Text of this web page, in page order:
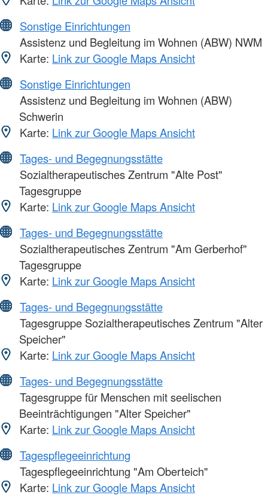
Sonstige Einrichtungen
Assistenz und Begleitung im Wohnen (ABW) NWM
Karte: Link zur Google Maps Ansicht
Sonstige Einrichtungen
Assistenz und Begleitung im Wohnen (ABW)
Schwerin
Karte: Link zur Google Maps Ansicht
Tages- und Begegnungsstätte
Sozialtherapeutisches Zentrum "Alte Post"
Tagesgruppe
Karte: Link zur Google Maps Ansicht
Tages- und Begegnungsstätte
Sozialtherapeutisches Zentrum "Am Gerberhof"
Tagesgruppe
Karte: Link zur Google Maps Ansicht
Tages- und Begegnungsstätte
Tagesgruppe Sozialtherapeutisches Zentrum "Alter
Speicher"
Karte: Link zur Google Maps Ansicht
Tages- und Begegnungsstätte
Tagesgruppe für Menschen mit seelischen
Beeinträchtigungen "Alter Speicher"
Karte: Link zur Google Maps Ansicht
Tagespflegeeinrichtung
Tagespflegeeinrichtung "Am Oberteich"
Karte: Link zur Google Maps Ansicht